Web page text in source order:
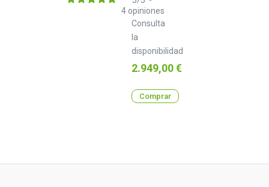
Consulta
la
disponibilidad
4 opiniones
Precio
2.949,00 €
Comprar